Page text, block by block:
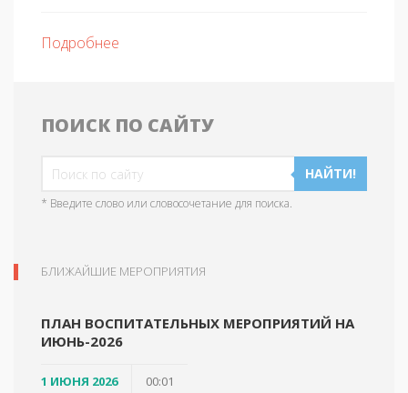
Подробнее
ПОИСК ПО САЙТУ
НАЙТИ!
* Введите слово или словосочетание для поиска.
БЛИЖАЙШИЕ МЕРОПРИЯТИЯ
ПЛАН ВОСПИТАТЕЛЬНЫХ МЕРОПРИЯТИЙ НА
ИЮНЬ-2026
1 ИЮНЯ 2026 00:01